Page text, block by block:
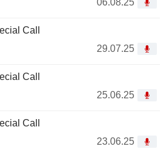
06.08.25
Call
29.07.25
Call
25.06.25
Call
23.06.25